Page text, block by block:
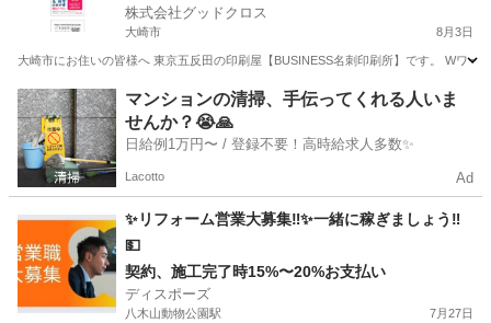
株式会社グッドクロス
大崎市 8月3日
大崎市にお住いの皆様へ 東京五反田の印刷屋【BUSINESS名刺印刷所】です。 Wワ
宮城 大崎市 営業 スタッフ
マンションの清掃、手伝ってくれる人いま
せんか？😭🙏
日給例1万円〜 / 登録不要！高時給求人多数✨
Lacotto Ad
✨リフォーム営業大募集‼︎✨一緒に稼ぎましょう‼︎
💵
契約、施工完了時15%〜20%お支払い
ディスポーズ
八木山動物公園駅 7月27日